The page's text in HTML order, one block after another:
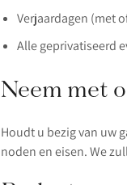
Verjaardagen (met
Alle geprivatiseerd
Neem met
Houdt u bezig van uw
noden en eisen. We